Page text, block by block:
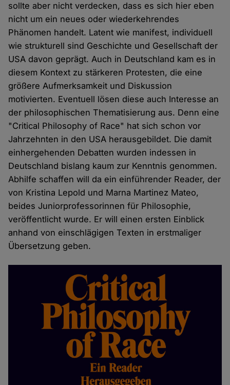
sollte aber nicht verdecken, dass es sich hier eben
nicht um ein neues oder wiederkehrendes
Phänomen handelt. Latent wie manifest, individuell
wie strukturell sind Geschichte und Gesellschaft der
USA davon geprägt. Auch in Deutschland kam es in
diesem Kontext zu stärkeren Protesten, die eine
größere Aufmerksamkeit und Diskussion
motivierten. Eventuell lösen diese auch Interesse an
der philosophischen Thematisierung aus. Denn eine
"Critical Philosophy of Race" hat sich schon vor
Jahrzehnten in den USA herausgebildet. Die damit
einhergehenden Debatten wurden indessen in
Deutschland bislang kaum zur Kenntnis genommen.
Abhilfe schaffen will da ein einführender Reader, der
von Kristina Lepold und Marna Martinez Mateo,
beides Juniorprofessorinnen für Philosophie,
veröffentlicht wurde. Er will einen ersten Einblick
anhand von einschlägigen Texten in erstmaliger
Übersetzung geben.